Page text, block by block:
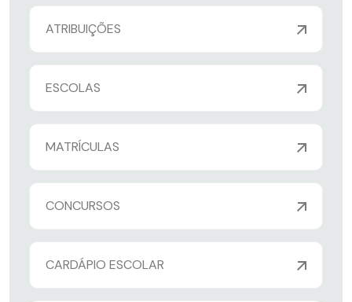
ATRIBUIÇÕES
ESCOLAS
MATRÍCULAS
CONCURSOS
CARDÁPIO ESCOLAR